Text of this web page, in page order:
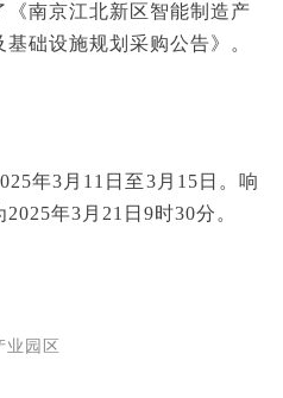
南京江北新区智能制造产
础设施规划采购公告》。
年3月11日至3月15日。响
年3月21日9时30分。
业园区